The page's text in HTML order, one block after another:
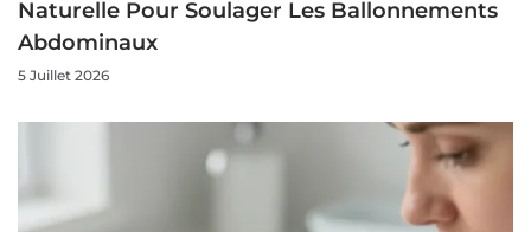
Naturelle Pour Soulager Les Ballonnements
Abdominaux
5 Juillet 2026